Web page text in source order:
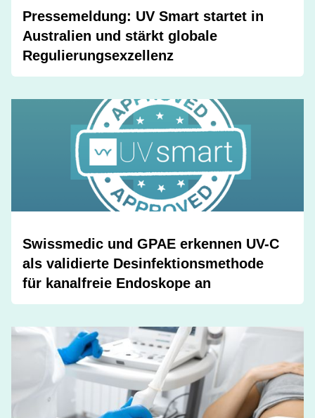
Pressemeldung: UV Smart startet in
Australien und stärkt globale
Regulierungsexzellenz
Swissmedic und GPAE erkennen UV-C
als validierte Desinfektionsmethode
für kanalfreie Endoskope an